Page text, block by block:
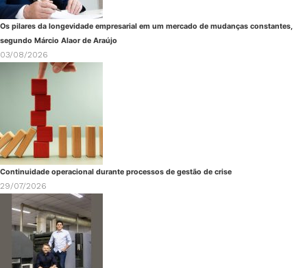
Os pilares da longevidade empresarial em um mercado de mudanças constantes,
segundo Márcio Alaor de Araújo
03/08/2026
Continuidade operacional durante processos de gestão de crise
29/07/2026